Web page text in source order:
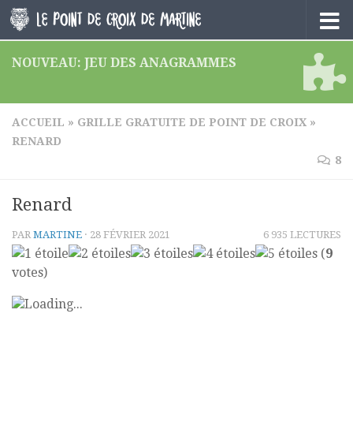
Skip to content
NOUVEAU: JEU DES ANAGRAMMES
ACCUEIL » GRILLE GRATUITE DE POINT DE CROIX »
RENARD
8
Renard
PAR MARTINE · 28 FÉVRIER 2021 6 935 LECTURES
(9
votes)
Loading...